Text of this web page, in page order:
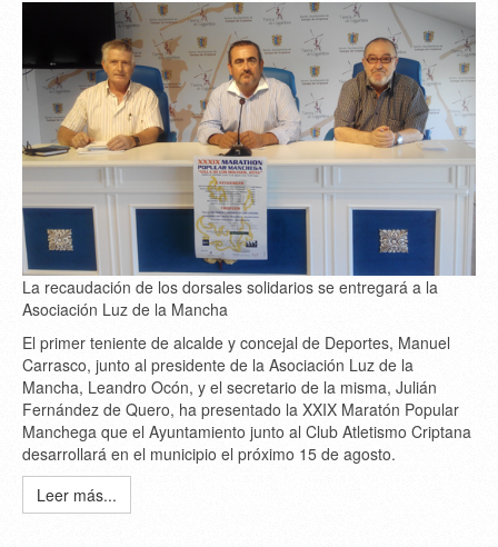
La recaudación de los dorsales solidarios se entregará a la
Asociación Luz de la Mancha
El primer teniente de alcalde y concejal de Deportes, Manuel
Carrasco, junto al presidente de la Asociación Luz de la
Mancha, Leandro Ocón, y el secretario de la misma, Julián
Fernández de Quero, ha presentado la XXIX Maratón Popular
Manchega que el Ayuntamiento junto al Club Atletismo Criptana
desarrollará en el municipio el próximo 15 de agosto.
Leer más...